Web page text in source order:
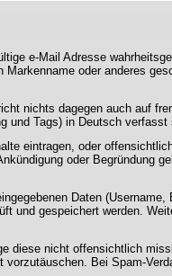
e-Mail Adresse
oder anderes
nichts dagegen auch auf
und Tags) in Deutsch verfasst
eintragen, oder
oder Begründung
Daten
und gespeichert werden.
diese nicht offensichtlich
Bei Spam-